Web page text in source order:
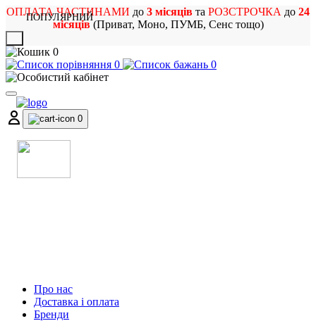
ОПЛАТА ЧАСТИНАМИ до 3 місяців та РОЗСТРОЧКА до 24
місяців(Приват, Моно, ПУМБ, Сенс тощо)
0
0
0
0
Про нас
Доставка і оплата
Бренди
ПОПУЛЯРНИЙ